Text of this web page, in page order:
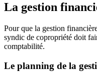
La gestion
Pour que la gestion
syndic de copropriété doit
comptabilité.
Le planning de la